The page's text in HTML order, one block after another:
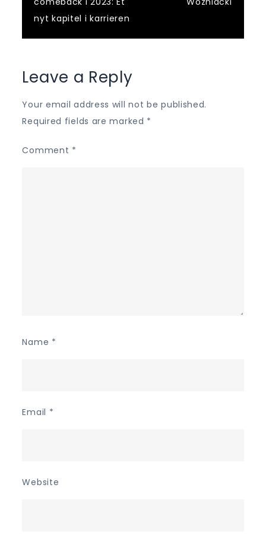
nyt kapitel i karrieren
Leave a Reply
Your email address will not be published.
Required fields are marked *
Comment *
Name *
Email *
Website